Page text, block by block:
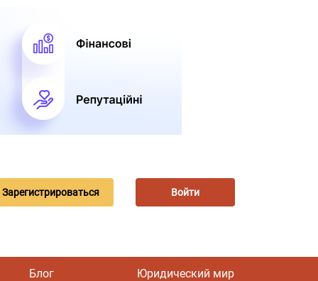
Зарегистрироваться Войти
Блог Юридический мир